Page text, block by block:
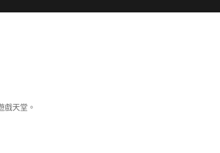
戲天堂。